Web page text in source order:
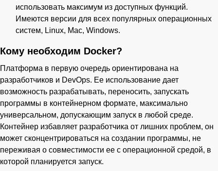
использовать максимум из доступных функций.
Имеются версии для всех популярных операционных
систем, Linux, Mac, Windows.
Кому необходим Docker?
Платформа в первую очередь ориентирована на
разработчиков и DevOps. Ее использование дает
возможность разрабатывать, переносить, запускать
программы в контейнерном формате, максимально
универсальном, допускающим запуск в любой среде.
Контейнер избавляет разработчика от лишних проблем, он
может сконцентрироваться на создании программы, не
переживая о совместимости ее с операционной средой, в
которой планируется запуск.